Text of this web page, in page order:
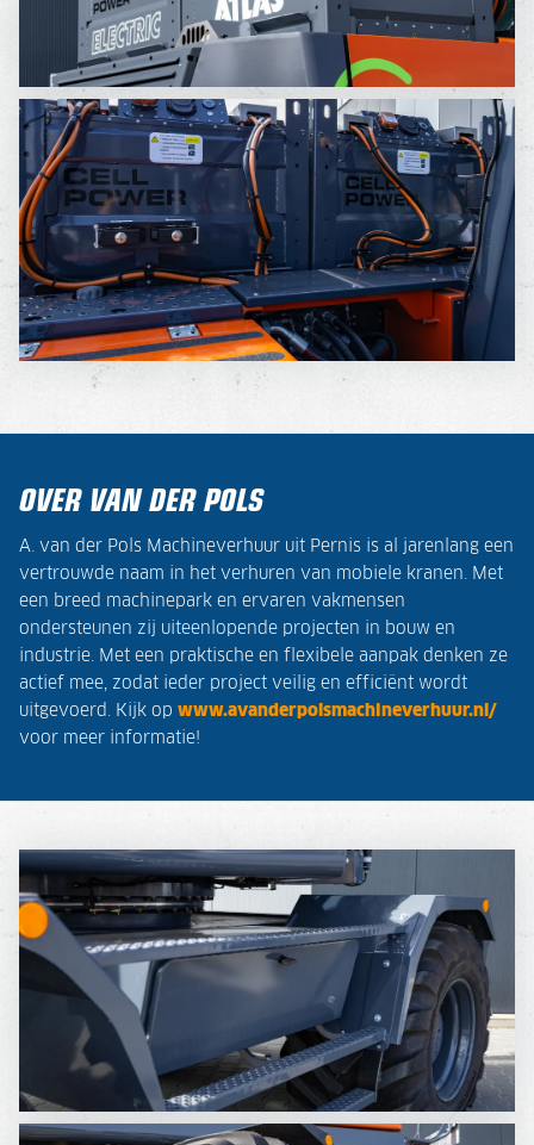
OVER VAN DER POLS
A. van der Pols Machineverhuur uit Pernis is al jarenlang een
vertrouwde naam in het verhuren van mobiele kranen. Met
een breed machinepark en ervaren vakmensen
ondersteunen zij uiteenlopende projecten in bouw en
industrie. Met een praktische en flexibele aanpak denken ze
actief mee, zodat ieder project veilig en efficiënt wordt
uitgevoerd. Kijk op www.avanderpolsmachineverhuur.nl/
voor meer informatie!